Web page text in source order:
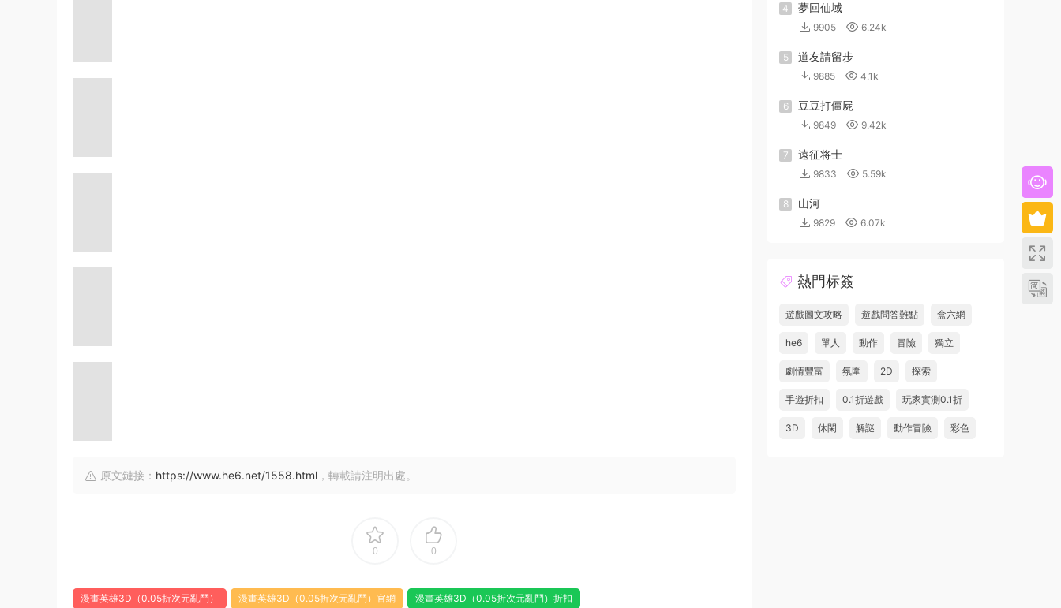
原文鏈接： https://www.he6.net/1558.html ，轉載請注明出處。
0 0
漫畫英雄3D（0.05折次元亂鬥） 漫畫英雄3D（0.05折次元亂鬥）官網 漫畫英雄3D（0.05折次元亂鬥）折扣
4 夢回仙域
9905 6.24k
5 道友請留步
9885 4.1k
6 豆豆打僵屍
9849 9.42k
7 遠征将士
9833 5.59k
8 山河
9829 6.07k
熱門标簽
遊戲圖文攻略 遊戲問答難點 盒六網
he6 單人 動作 冒險 獨立
劇情豐富 氛圍 2D 探索
手遊折扣 0.1折遊戲 玩家實測0.1折
3D 休閑 解謎 動作冒險 彩色